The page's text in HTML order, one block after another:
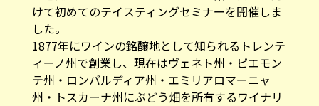
けて初めてのテイスティングセミナーを開催しま
した。
1877年にワインの銘醸地として知られるトレンテ
ィーノ州で創業し、現在はヴェネト州・ピエモン
テ州・ロンバルディア州・エミリアロマーニャ
州・トスカーナ州にぶどう畑を所有するワイナリ